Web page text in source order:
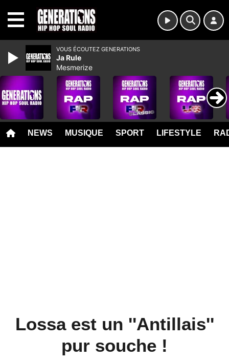
NEWS MUSIQUE SPORT LIFESTYLE
Lossa est un ''Antillais''
pur souche !
VOUS ÉCOUTEZ GENERATIONS
Ja Rule
Mesmerize